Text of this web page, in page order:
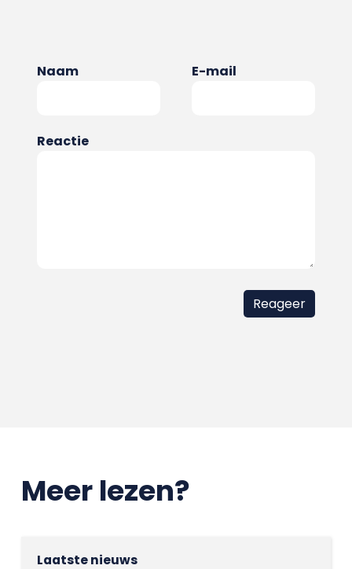
Naam E-mail
Reactie
Meer lezen?
Laatste nieuws